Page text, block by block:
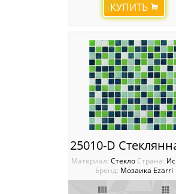
КУПИТЬ
Материал: Стекло Cтрана:
Бренд: Мозаика Ezarri